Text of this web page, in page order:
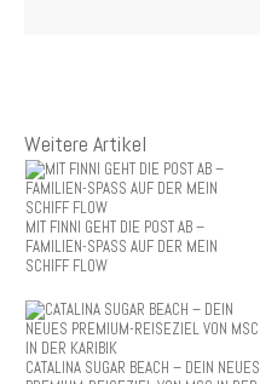
Weitere Artikel
MIT FINNI GEHT DIE POST AB –
FAMILIEN-SPASS AUF DER MEIN
SCHIFF FLOW
CATALINA SUGAR BEACH – DEIN NEUES